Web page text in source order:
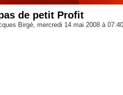
de petit Profit
Birgé, mercredi 14 mai 2008 à